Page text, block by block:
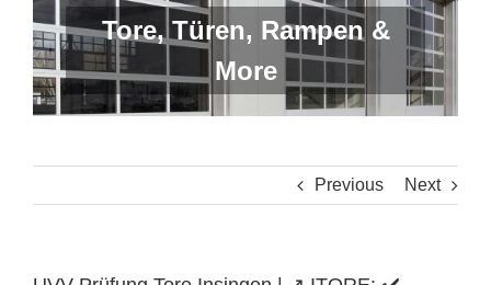
Tore, Türen, Rampen &
More
Previous Next